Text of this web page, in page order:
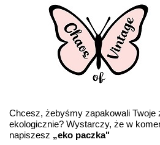
Chcesz, żebyśmy zapakowali Twoje
ekologicznie? Wystarczy, że w
napiszesz „eko paczka"